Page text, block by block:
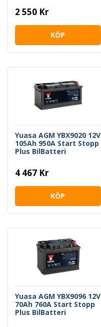
2 550 Kr
KÖP
Yuasa AGM YBX9020 12V
105Ah 950A Start Stopp
Plus BilBatteri
4 467 Kr
KÖP
Yuasa AGM YBX9096 12V
70Ah 760A Start Stopp
Plus BilBatteri